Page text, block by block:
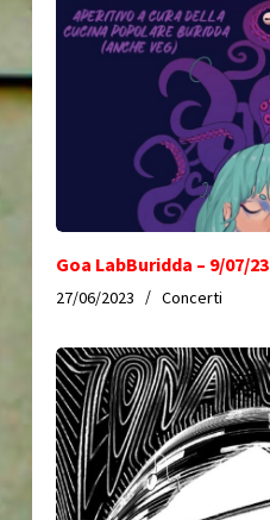
Goa LabBuridda – 9/07/23
27/06/2023 Concerti